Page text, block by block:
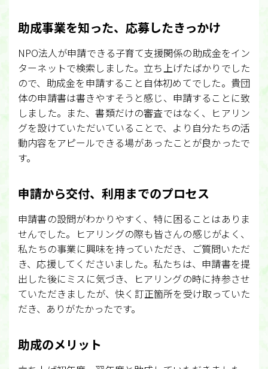
助成事業を知った、応募したきっかけ
NPO法人が申請できる子育て支援関係の助成金をイン
ターネットで検索しました。立ち上げたばかりでした
ので、助成金を申請すること自体初めてでした。貴団
体の申請書は書きやすそうと感じ、申請することに致
しました。また、書類だけの審査ではなく、ヒアリン
グを設けていただいていることで、より自分たちの活
動内容をアピールできる場があったことが良かったで
す。
申請から交付、利用までのプロセス
申請書の設問がわかりやすく、特に困ることはありま
せんでした。ヒアリングの際も皆さんの感じがよく、
私たちの事業に興味を持っていただき、ご質問いただ
き、応援してくださいました。私たちは、申請書を提
出した後にミスに気づき、ヒアリングの時に持参させ
ていただきましたが、快く訂正箇所を受け取っていた
だき、ありがたかったです。
助成のメリット